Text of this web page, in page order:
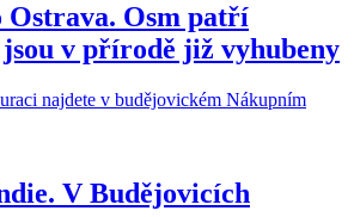
Ostrava. Osm patří
v přírodě již vyhubeny
V Budějovicích